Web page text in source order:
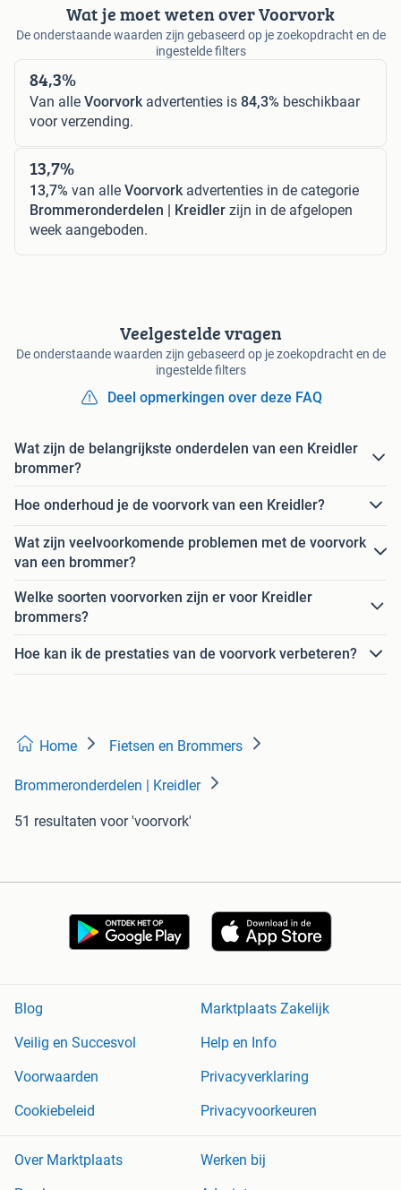
Wat je moet weten over Voorvork
De onderstaande waarden zijn gebaseerd op je zoekopdracht en de
ingestelde filters
84,3%
Van alle Voorvork advertenties is 84,3% beschikbaar
voor verzending.
13,7%
13,7% van alle Voorvork advertenties in de categorie
Brommeronderdelen | Kreidler zijn in de afgelopen
week aangeboden.
Veelgestelde vragen
De onderstaande waarden zijn gebaseerd op je zoekopdracht en de
ingestelde filters
Deel opmerkingen over deze FAQ
Wat zijn de belangrijkste onderdelen van een Kreidler
brommer?
Hoe onderhoud je de voorvork van een Kreidler?
Wat zijn veelvoorkomende problemen met de voorvork
van een brommer?
Welke soorten voorvorken zijn er voor Kreidler
brommers?
Hoe kan ik de prestaties van de voorvork verbeteren?
Home Fietsen en Brommers
Brommeronderdelen | Kreidler
51 resultaten voor 'voorvork'
Blog
Marktplaats Zakelijk
Veilig en Succesvol
Help en Info
Voorwaarden
Privacyverklaring
Cookiebeleid
Privacyvoorkeuren
Over Marktplaats
Werken bij